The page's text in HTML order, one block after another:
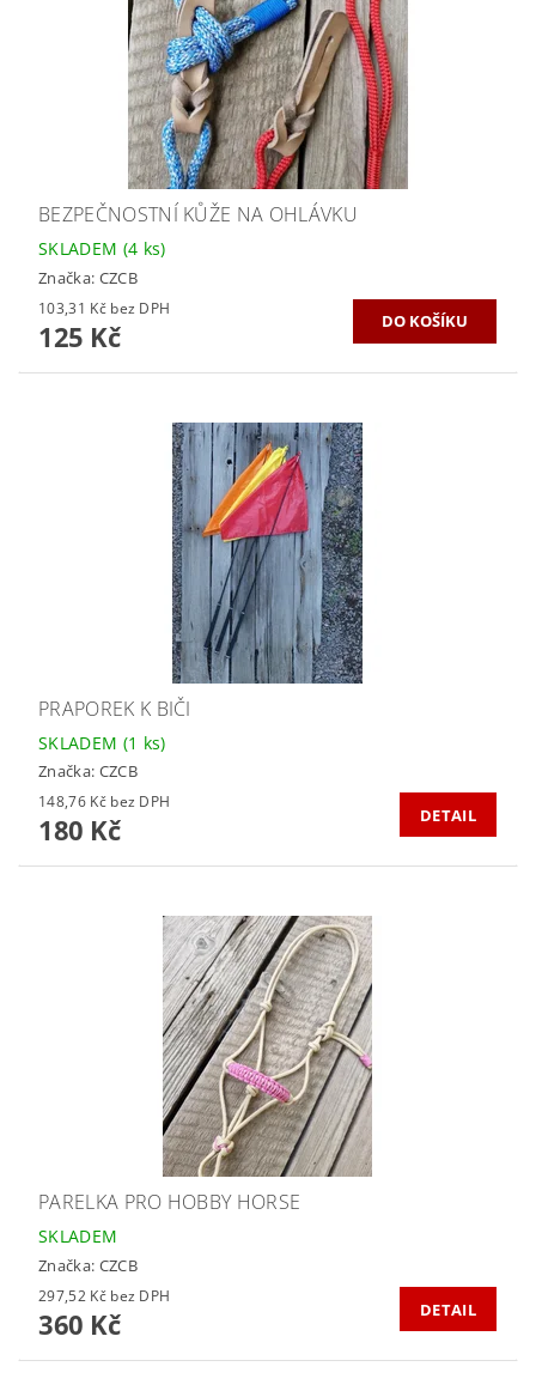
BEZPEČNOSTNÍ KŮŽE NA OHLÁVKU
SKLADEM (4 ks)
Značka: CZCB
103,31 Kč bez DPH
125 Kč
PRAPOREK K BIČI
SKLADEM (1 ks)
Značka: CZCB
148,76 Kč bez DPH
180 Kč DETAIL
PARELKA PRO HOBBY HORSE
SKLADEM
Značka: CZCB
297,52 Kč bez DPH
360 Kč DETAIL